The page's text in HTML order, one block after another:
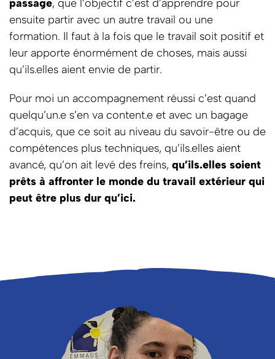
passage, que l’objectif c’est d’apprendre pour
ensuite partir avec un autre travail ou une
formation. Il faut à la fois que le travail soit positif et
leur apporte énormément de choses, mais aussi
qu’ils.elles aient envie de partir.
Pour moi un accompagnement réussi c’est quand
quelqu’un.e s’en va content.e et avec un bagage
d’acquis, que ce soit au niveau du savoir-être ou de
compétences plus techniques, qu’ils.elles aient
avancé, qu’on ait levé des freins, qu’ils.elles soient
prêts à affronter le monde du travail extérieur qui
peut être plus dur qu’ici.